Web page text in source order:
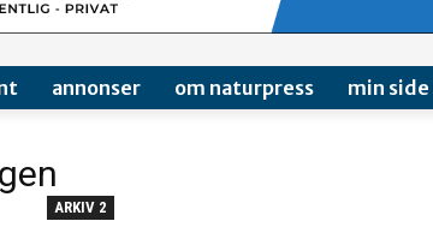
annonser om naturpress min side
ARKIV 2